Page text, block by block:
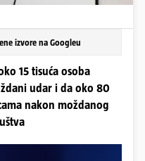
izvore na Googleu
15 tisuća osoba
udar i da oko 80
nakon moždanog